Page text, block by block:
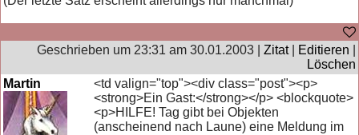
Geschrieben um 23:31 am 30.01.2003 | Zitat| Editieren
Löschen
Martin
<td valign="top"><div class="post"><p>
<strong>Ein Gast:</strong></p> <blockquote>
<p>HILFE! Tag gibt bei Objekten
(anscheinend nach Laune) eine Meldung im